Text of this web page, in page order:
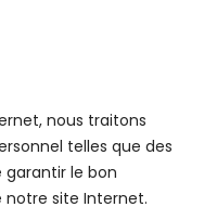
nous traitons
telles que des
garantir le bon
site Internet.